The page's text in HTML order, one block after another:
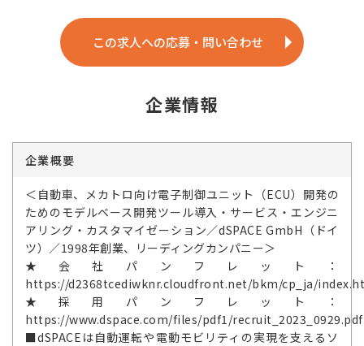
この求人への応募・問い合わせ
企業情報
企業概要
＜自動車、メカトロ向け電子制御ユニット（ECU）開発の
ためのモデルベース開発ツール導入・サービス・エンジニ
アリング・カスタマイゼーション／dSPACE GmbH（ドイ
ツ）／1998年創業、リーディングカンパニー＞
★会社パンフレット：
https://d2368tcediwknr.cloudfront.net/bkm/cp_ja/
★採用パンフレット：
https://www.dspace.com/files/pdf1/recruit_2023_0929.pdf
■dSPACEは自動運転や電動モビリティの実現を支えるソ